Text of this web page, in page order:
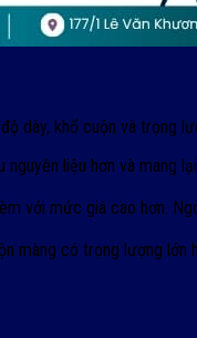
dày, khổ cuộn và trọng
liệu hơn và
với mức giá cao hơn.
màng có trọng lượng